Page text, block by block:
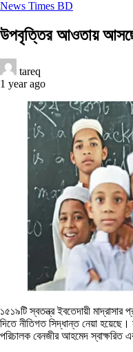
News Times BD
উপবৃত্তির আওতায় আসছে
tareq
1 year ago
১৫১৯টি স্বতন্ত্র ইবতেদায়ী মাদ্রাসার
দিতে নীতিগত সিদ্ধান্ত নেয়া হয়েছে।
পরিচালক বেনজীর আহমেদ স্বাক্ষরিত